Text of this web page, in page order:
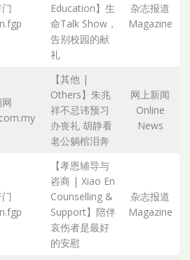
Education】生
命Talk Show，
告别校园的献
礼
杂志报道
Magazine
【其他 |
Others】朱兆
祥不忌讳预习
办丧礼 胡静看
老公躺棺泪奔
网上新闻
Online
News
【孝恩辅导与
咨商 | Xiao En
Counselling &
Support】陪伴
哀伤者是最好
的安慰
杂志报道
Magazine